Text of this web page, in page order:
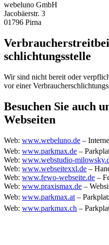
webeluno GmbH
Jacobäerstr. 3
01796 Pirna
schlichtungs­stelle
Wir sind nicht bereit oder
vor einer
Besuchen Sie auch
Webseiten
Web: www.webeluno.de –
Web: www.parkmax.de –
Web: www.webstudio-
Web: www.webseitexxl.de –
Web: www.fewo-webseite.de –
Web: www.praxismax.de –
Web: www.parkmax.at–
Web: www.parkmax.ch –